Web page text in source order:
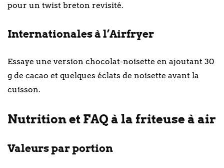
pour un twist breton revisité.
Internationales à l’Airfryer
Essaye une version chocolat-noisette en ajoutant 30
g de cacao et quelques éclats de noisette avant la
cuisson.
Nutrition et FAQ à la friteuse à air
Valeurs par portion